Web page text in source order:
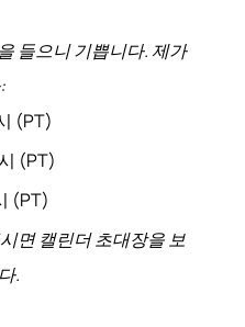
들으니 기쁩니다. 제가
(PT)
(PT)
(PT)
면 캘린더 초대장을 보
.